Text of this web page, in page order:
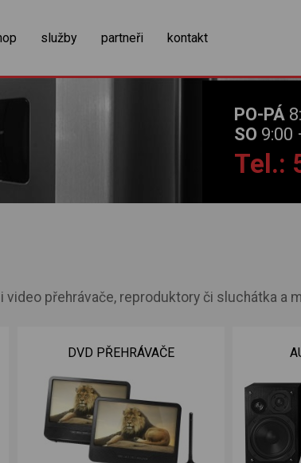
služby partneři kontakt
zobrazit obsah košíku
PO-PÁ
SO 9:00
Tel.:
přehrávače, reproduktory či sluchátka a
DVD PŘEHRÁVAČE